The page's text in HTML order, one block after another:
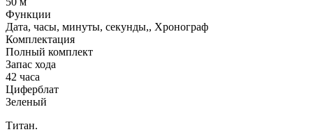
Функции
Дата, часы, минуты, секунды,, Хронограф
Комплектация
Полный комплект
Запас хода
42 часа
Циферблат
Зеленый
Титан.